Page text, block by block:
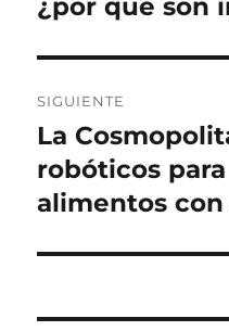
¿por qué son
SIGUIENTE
Siguiente
entrada:
La
robóticos
alimentos